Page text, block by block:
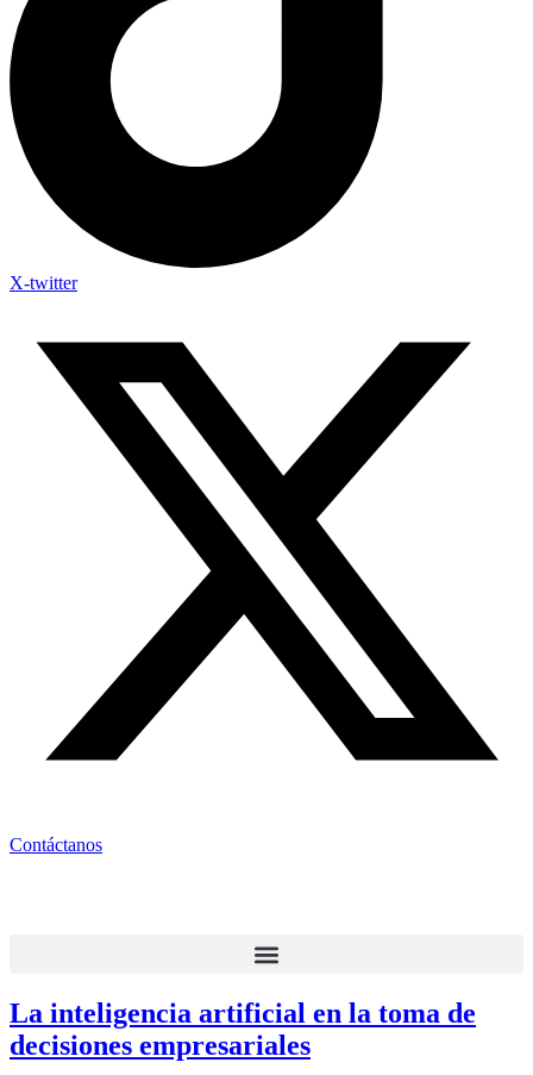
X-twitter
Contáctanos
La inteligencia artificial en la toma de
decisiones empresariales